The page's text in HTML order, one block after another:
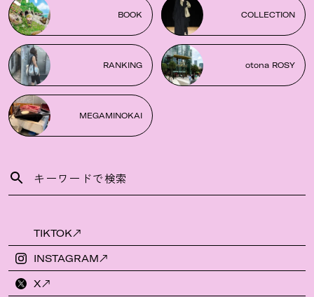
BOOK COLLECTION
RANKING otona ROSY
MEGAMINOKAI
TIKTOK
INSTAGRAM
X